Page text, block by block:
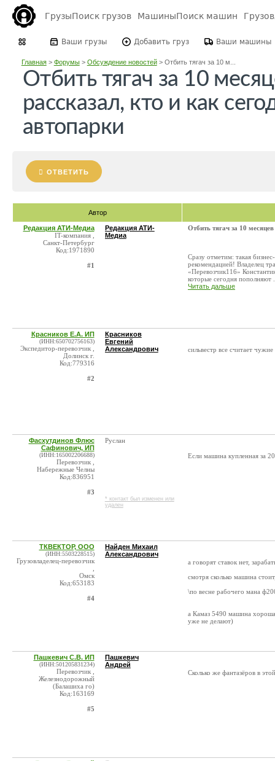
ГрузыПоиск грузов МашиныПоиск машин
Ваши грузы Добавить груз Ваши машины
Главная> Форумы> Обсуждение новостей> Отбить тягач за 10 м...
Отбить тягач за 10
рассказал, кто и как
автопарки
ОТВЕТИТЬ
Автор
Редакция АТИ-Медиа
IT-компания ,
Санкт-Петербург
Код:1971890
#1
Редакция АТИ-
Медиа
Отбить тягач за 10
Сразу отметим: такая
рекомендацией! Владелец
«Перевозчик116»
которые сегодня пополняют
Читать дальше
Красников Е.А. ИП
(ИНН:650702756163)
Экспедитор-перевозчик ,
Долинск г.
Код:779316
#2
Красников
Евгений
Александрович
сильвестр все считает чужие
Фасхутдинов Флюс
Сафинович, ИП
(ИНН:165002206688)
Перевозчик ,
Набережные Челны
Код:836951
#3
Руслан
* контакт был изменен или
удален
Если машина купленная за
ТКВЕКТОР, ООО
(ИНН:5503228515)
Грузовладелец-перевозчик
Омск
Код:653183
#4
Найден Михаил
Александрович
а говорят ставок нет,
смотря сколько машина
\по весне рабочего мана
а Камаз 5490 машина
уже не делают)
Пашкевич С.В. ИП
(ИНН:501205831234)
Перевозчик ,
Железнодорожный
(Балашиха го)
Код:163169
#5
Пашкевич
Андрей
Сколько же фантазёров в